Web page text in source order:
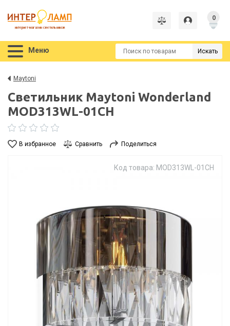
интернет-магазин светильников
0
Меню Искать
Maytoni
Светильник Maytoni Wonderland
MOD313WL-01CH
В избранное Сравнить Поделиться
Код товара: MOD313WL-01CH